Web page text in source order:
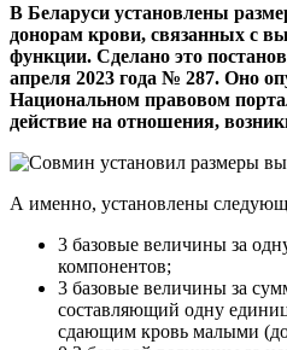
В Беларуси установлены
донорам крови, связанных с
функции. Сделано это
апреля 2023 года № 287. Оно
Национальном правовом
действие на отношения,
А именно, установлены
3 базовые величины за
компонентов;
3 базовые величины за
составляющий одну
сдающим кровь малыми